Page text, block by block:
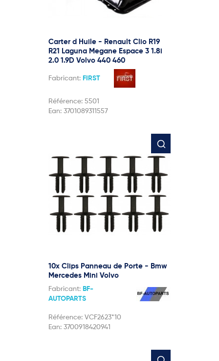
Carter d Huile - Renault Clio R19
R21 Laguna Megane Espace 3 1.8i
2.0 1.9D Volvo 440 460
Fabricant: FIRST
Référence: 5501
Ean: 3701089311557
10x Clips Panneau de Porte - Bmw
Mercedes Mini Volvo
Fabricant: BF-
AUTOPARTS
Référence: VCF2623*10
Ean: 3700918420941